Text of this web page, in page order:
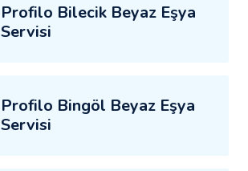
Profilo Bilecik Beyaz Eşya
Servisi
Profilo Bingöl Beyaz Eşya
Servisi